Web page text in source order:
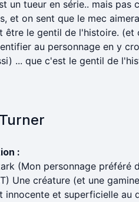
un tueur en série.. mais pas
et on sent que le mec
être le gentil de l'histoire. (et
au personnage en y
... que c'est le gentil de
:
(Mon personnage préféré
Une créature (et une
innocente et superficielle au